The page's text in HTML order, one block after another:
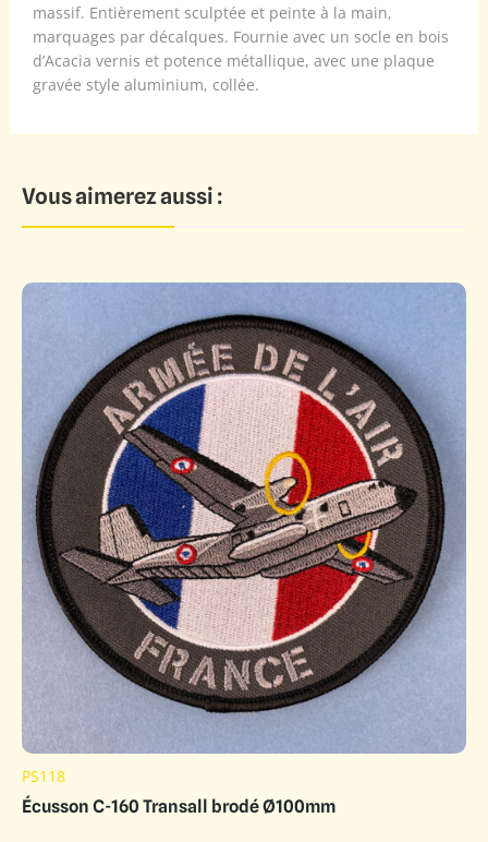
massif. Entièrement sculptée et peinte à la main,
marquages par décalques. Fournie avec un socle en bois
d’Acacia vernis et potence métallique, avec une plaque
gravée style aluminium, collée.
Vous aimerez aussi :
PS118
Écusson C-160 Transall brodé Ø100mm